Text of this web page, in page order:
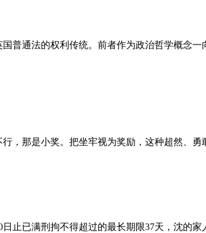
普通法的权利传统。前者作为政治哲学概念
，那是小奖。把坐牢视为奖励，这种超然、
止已满刑拘不得超过的最长期限37天，沈的